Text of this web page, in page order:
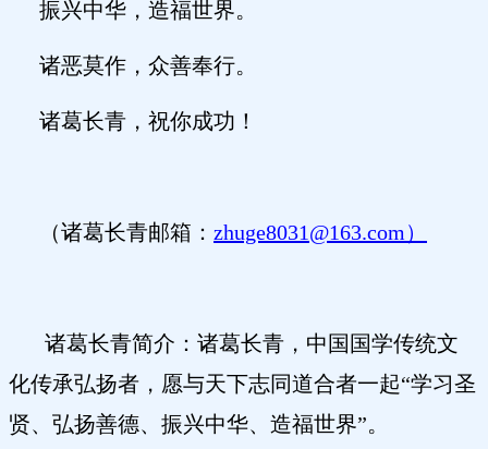
振兴中华，造福世界。
诸恶莫作，众善奉行。
诸葛长青，祝你成功！
（诸葛长青邮箱： zhuge8031@163.com）
诸葛长青简介：诸葛长青，中国国学传统文
化传承弘扬者，愿与天下志同道合者一起“学习圣
贤、弘扬善德、振兴中华、造福世界”。